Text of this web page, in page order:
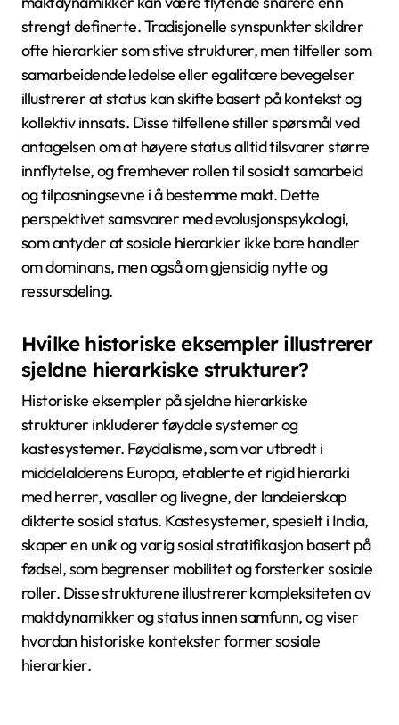
Hva er de sjeldne egenskapene
som finnes i sosiale hierarkier?
Sjeldne egenskaper i sosiale hierarkier inkluderer
unike lederstiler, eksepsjonell tilpasningsevne til
endrede miljøer, og evnen til å dyrke sterke allianser.
Disse egenskapene kan betydelig påvirke en individs
status og maktdynamikk innen en gruppe. For
eksempel kan en leder som utviser transformativ
ledelse inspirere lojalitet og innovasjon, og skille seg ut
fra andre. I tillegg kan sjeldne sosiale ferdigheter,
som emosjonell intelligens, forbedre interpersonlige
relasjoner, og ytterligere heve ens posisjon i
hierarkiet.
Hvordan utfordrer eksepsjonelle
tilfeller av hierarki konvensjonell
visdom?
Eksepsjonelle tilfeller av hierarki utfordrer
konvensjonell visdom ved å avsløre at
maktdynamikker kan være flytende snarere enn
strengt definerte. Tradisjonelle synspunkter skildrer
ofte hierarkier som stive strukturer, men tilfeller som
samarbeidende ledelse eller egalitære bevegelser
illustrerer at status kan skifte basert på kontekst og